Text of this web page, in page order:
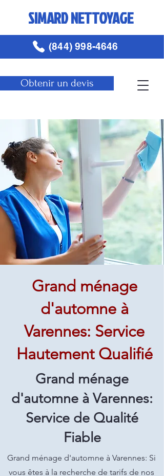
SIMARD NETTOYAGE
Obtenir un devis
(844) 998-4646
Grand ménage
d'automne à
Varennes: Service
Hautement Qualifié
Grand ménage
d'automne à Varennes:
Service de Qualité
Fiable
Grand ménage d'automne à Varennes: Si
vous êtes à la recherche de tarifs de nos